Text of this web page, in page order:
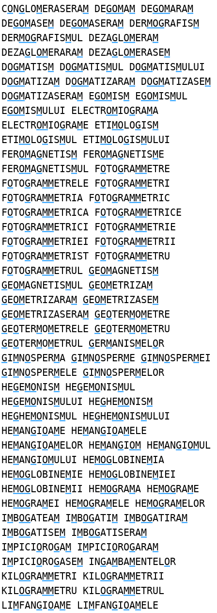
CONGLOMERASERAM DEGOMAM DEGOMARAM
DEGOMASEM DEGOMASERAM DERMOGRAFISM
DERMOGRAFISMUL DEZAGLOMERAM
DEZAGLOMERARAM DEZAGLOMERASEM
DOGMATISM DOGMATISMUL DOGMATISMULUI
DOGMATIZAM DOGMATIZARAM DOGMATIZASEM
DOGMATIZASERAM EGOMISM EGOMISMUL
EGOMISMULUI ELECTROMIOGRAMA
ELECTROMIOGRAME ETIMOLOGISM
ETIMOLOGISMUL ETIMOLOGISMULUI
FEROMAGNETISM FEROMAGNETISME
FEROMAGNETISMUL FOTOGRAMMETRE
FOTOGRAMMETRELE FOTOGRAMMETRI
FOTOGRAMMETRIA FOTOGRAMMETRIC
FOTOGRAMMETRICA FOTOGRAMMETRICE
FOTOGRAMMETRICI FOTOGRAMMETRIE
FOTOGRAMMETRIEI FOTOGRAMMETRII
FOTOGRAMMETRIST FOTOGRAMMETRU
FOTOGRAMMETRUL GEOMAGNETISM
GEOMAGNETISMUL GEOMETRIZAM
GEOMETRIZARAM GEOMETRIZASEM
GEOMETRIZASERAM GEOTERMOMETRE
GEOTERMOMETRELE GEOTERMOMETRU
GEOTERMOMETRUL GERMANISMELOR
GIMNOSPERMA GIMNOSPERME GIMNOSPERMEI
GIMNOSPERMELE GIMNOSPERMELOR
HEGEMONISM HEGEMONISMUL
HEGEMONISMULUI HEGHEMONISM
HEGHEMONISMUL HEGHEMONISMULUI
HEMANGIOAME HEMANGIOAMELE
HEMANGIOAMELOR HEMANGIOM HEMANGIOMUL
HEMANGIOMULUI HEMOGLOBINEMIA
HEMOGLOBINEMIE HEMOGLOBINEMIEI
HEMOGLOBINEMII HEMOGRAMA HEMOGRAME
HEMOGRAMEI HEMOGRAMELE HEMOGRAMELOR
IMBOGATEAM IMBOGATIM IMBOGATIRAM
IMBOGATISEM IMBOGATISERAM
IMPICIOROGAM IMPICIOROGARAM
IMPICIOROGASEM INGAMBAMENTELOR
KILOGRAMMETRI KILOGRAMMETRII
KILOGRAMMETRU KILOGRAMMETRUL
LIMFANGIOAME LIMFANGIOAMELE